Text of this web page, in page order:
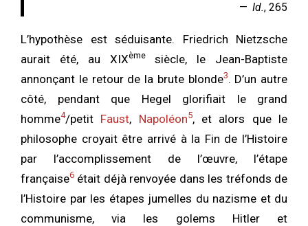
Id., 265
L’hypothèse est séduisante. Friedrich Nietzsche
aurait été, au XIXèmesiècle, le Jean-Baptiste
annonçant le retour de la brute blonde3. D’un autre
côté, pendant que Hegel glorifiait le grand
homme4/petit Faust, Napoléon5, et alors que le
philosophe croyait être arrivé à la Fin de l’Histoire
par l’accomplissement de l’œuvre, l’étape
française6 était déjà renvoyée dans les tréfonds de
l’Histoire par les étapes jumelles du nazisme et du
communisme, via les golems Hitler et